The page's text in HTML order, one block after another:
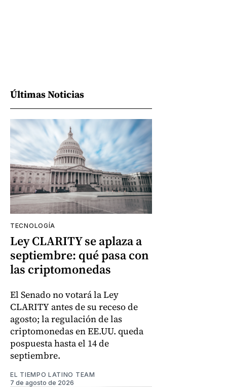
Últimas Noticias
TECNOLOGÍA
Ley CLARITY se aplaza a
septiembre: qué pasa con
las criptomonedas
El Senado no votará la Ley
CLARITY antes de su receso de
agosto; la regulación de las
criptomonedas en EE.UU. queda
pospuesta hasta el 14 de
septiembre.
EL TIEMPO LATINO TEAM
7 de agosto de 2026